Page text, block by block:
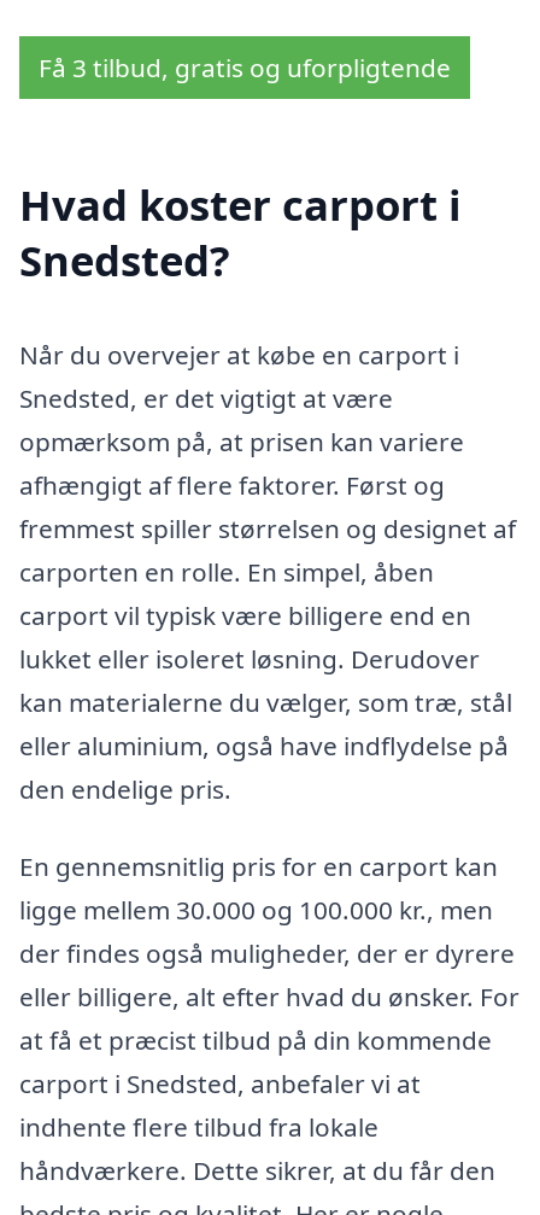
Få 3 tilbud, gratis og uforpligtende
Hvad koster carport i
Snedsted?
Når du overvejer at købe en carport i
Snedsted, er det vigtigt at være
opmærksom på, at prisen kan variere
afhængigt af flere faktorer. Først og
fremmest spiller størrelsen og designet af
carporten en rolle. En simpel, åben
carport vil typisk være billigere end en
lukket eller isoleret løsning. Derudover
kan materialerne du vælger, som træ, stål
eller aluminium, også have indflydelse på
den endelige pris.
En gennemsnitlig pris for en carport kan
ligge mellem 30.000 og 100.000 kr., men
der findes også muligheder, der er dyrere
eller billigere, alt efter hvad du ønsker. For
at få et præcist tilbud på din kommende
carport i Snedsted, anbefaler vi at
indhente flere tilbud fra lokale
håndværkere. Dette sikrer, at du får den